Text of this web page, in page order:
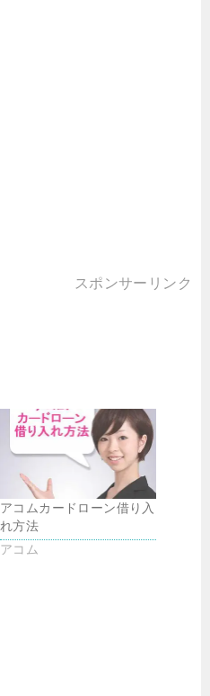
スポンサーリンク
アコムカードローン借り入
れ方法
アコム